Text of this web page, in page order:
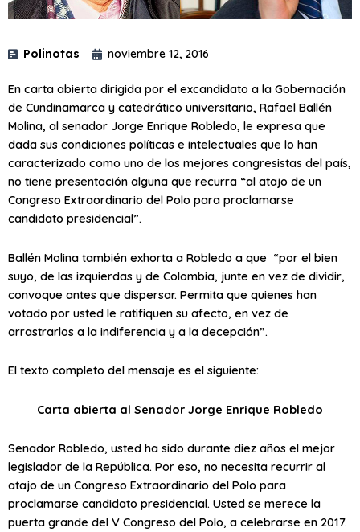
Polinotas noviembre 12, 2016
En carta abierta dirigida por el excandidato a la Gobernación
de Cundinamarca y catedrático universitario, Rafael Ballén
Molina, al senador Jorge Enrique Robledo, le expresa que
dada sus condiciones políticas e intelectuales que lo han
caracterizado como uno de los mejores congresistas del país,
no tiene presentación alguna que recurra “al atajo de un
Congreso Extraordinario del Polo para proclamarse
candidato presidencial”.
Ballén Molina también exhorta a Robledo a que “por el bien
suyo, de las izquierdas y de Colombia, junte en vez de dividir,
convoque antes que dispersar. Permita que quienes han
votado por usted le ratifiquen su afecto, en vez de
arrastrarlos a la indiferencia y a la decepción”.
El texto completo del mensaje es el siguiente:
Carta abierta al Senador Jorge Enrique Robledo
Senador Robledo, usted ha sido durante diez años el mejor
legislador de la República. Por eso, no necesita recurrir al
atajo de un Congreso Extraordinario del Polo para
proclamarse candidato presidencial. Usted se merece la
puerta grande del V Congreso del Polo, a celebrarse en 2017.